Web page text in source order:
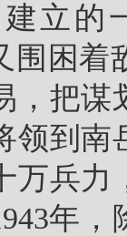
立的
围困
，把谋
领到南
万兵力
年